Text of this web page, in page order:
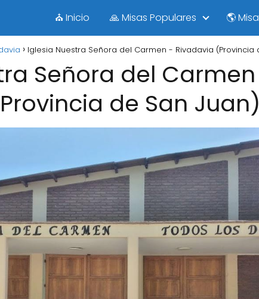
⛪ Inicio 🙏 Misas Populares 🌎
Iglesia Nuestra Señora del Carmen - Rivadavia (Provincia
Señora del
de San Juan)